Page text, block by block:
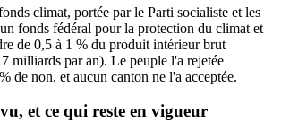
climat, portée par le Parti socialiste et les
un fonds fédéral pour la protection du climat et
de 0,5 à 1 % du produit intérieur brut
milliards par an). Le peuple l'a rejetée
de non, et aucun canton ne l'a acceptée.
et ce qui reste en vigueur